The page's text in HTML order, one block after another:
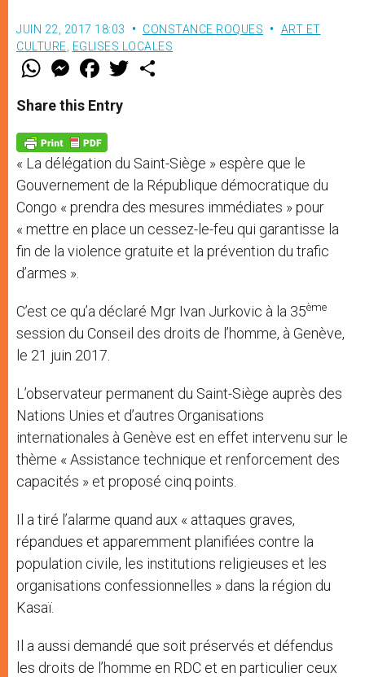
JUIN 22, 2017 18:03 CONSTANCE ROQUES
ART ET
CULTURE EGLISES LOCALES
W
t
s
p
p
M
e
s
e
g
e
r
F
a
e
b
o
k
w
Share this Entry
« La délégation du Saint-Siège » espère que le
Gouvernement de la République démocratique du
Congo « prendra des mesures immédiates » pour
« mettre en place un cessez-le-feu qui garantisse la
fin de la violence gratuite et la prévention du trafic
d’armes ».
C’est ce qu’a déclaré Mgr Ivan Jurkovic à la 35ème
session du Conseil des droits de l’homme, à Genève,
le 21 juin 2017.
L’observateur permanent du Saint-Siège auprès des
Nations Unies et d’autres Organisations
internationales à Genève est en effet intervenu sur le
thème « Assistance technique et renforcement des
capacités » et proposé cinq points.
Il a tiré l’alarme quand aux « attaques graves,
répandues et apparemment planifiées contre la
population civile, les institutions religieuses et les
organisations confessionnelles » dans la région du
Kasaï.
Il a aussi demandé que soit préservés et défendus
les droits de l’homme en RDC et en particulier ceux